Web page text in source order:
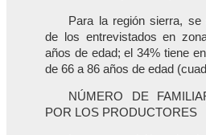
Para la región sierra,
de los entrevistados en
años de edad; el 34% tiene
de 66 a 86 años de edad
NÚMERO DE
POR LOS PRODUCTORES